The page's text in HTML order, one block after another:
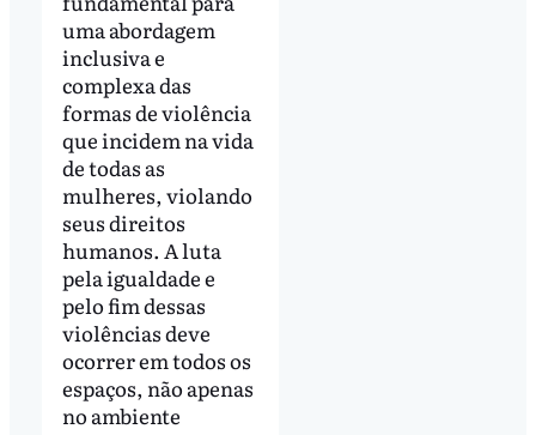
uma abordagem
inclusiva e
complexa das
formas de violência
que incidem na vida
de todas as
mulheres, violando
seus direitos
humanos. A luta
pela igualdade e
pelo fim dessas
violências deve
ocorrer em todos os
espaços, não apenas
no ambiente